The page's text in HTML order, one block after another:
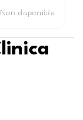
Non disponibile